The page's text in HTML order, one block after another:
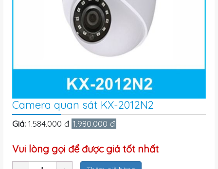
Camera quan sát KX-2012N2
Giá: 1.584.000 đ 1.980.000 đ
Vui lòng gọi để được giá tốt nhất